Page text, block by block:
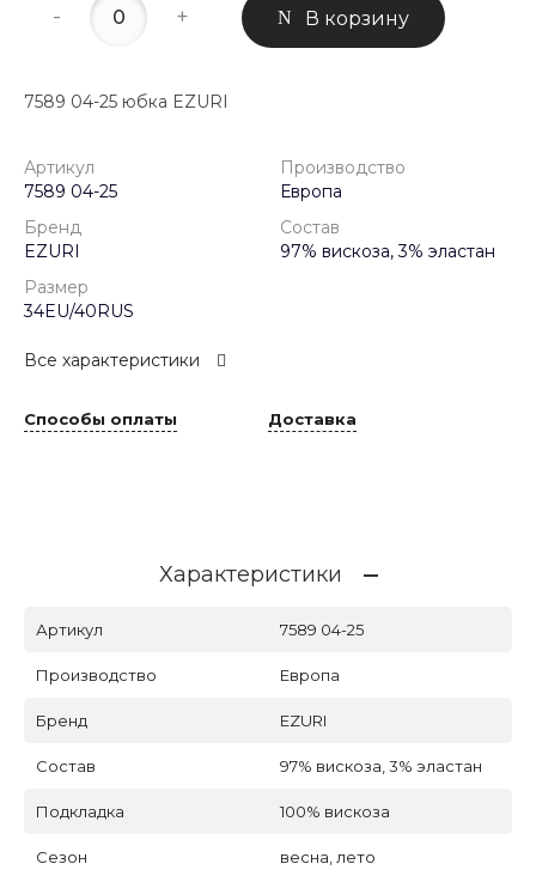
- + В корзину
7589 04-25 юбка EZURI
Артикул
7589 04-25
Производство
Европа
Бренд
EZURI
Состав
97% вискоза, 3% эластан
Размер
34EU/40RUS
Все характеристики
Способы оплаты Доставка
Характеристики
Артикул 7589 04-25
Производство Европа
Бренд EZURI
Состав 97% вискоза, 3% эластан
Подкладка 100% вискоза
Сезон весна, лето